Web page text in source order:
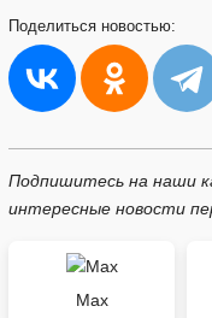
Поделиться новостью:
Подпишитесь на наши
интересные новости
Max